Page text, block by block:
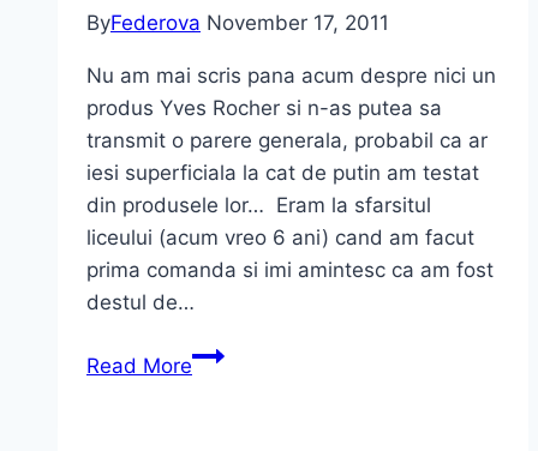
ByFederova November 17, 2011
Nu am mai scris pana acum despre nici un
produs Yves Rocher si n-as putea sa
transmit o parere generala, probabil ca ar
iesi superficiala la cat de putin am testat
din produsele lor… Eram la sfarsitul
liceului (acum vreo 6 ani) cand am facut
prima comanda si imi amintesc ca am fost
destul de…
Read MoreGel